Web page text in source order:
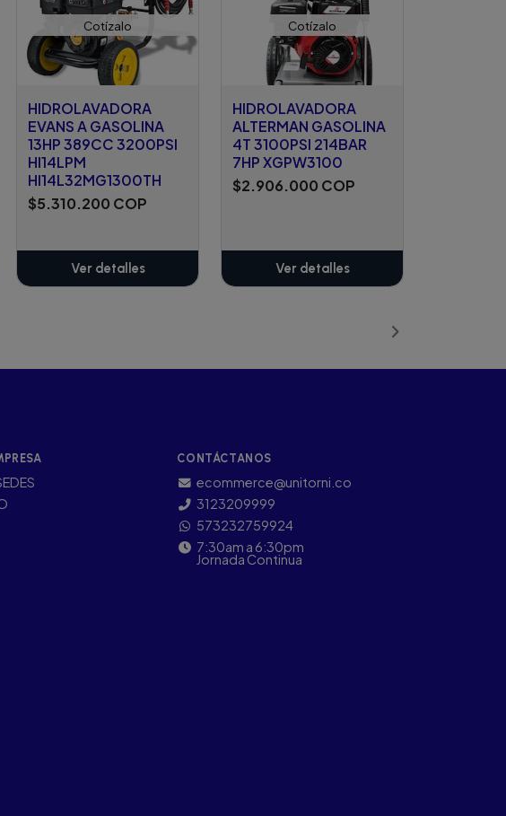
Cotízalo
HIDROLAVADORA
EVANS A GASOLINA
13HP 389CC 3200PSI
HI14LPM
HI14L32MG1300TH
$5.310.200 COP
Ver detalles
Cotízalo
HIDROLAVADORA
ALTERMAN GASOLINA
4T 3100PSI 214BAR
7HP XGPW3100
$2.906.000 COP
Ver detalles
CONTÁCTANOS
ecommerce@unitorni.co
3123209999
573232759924
7:30am a 6:30pm
Jornada Continua